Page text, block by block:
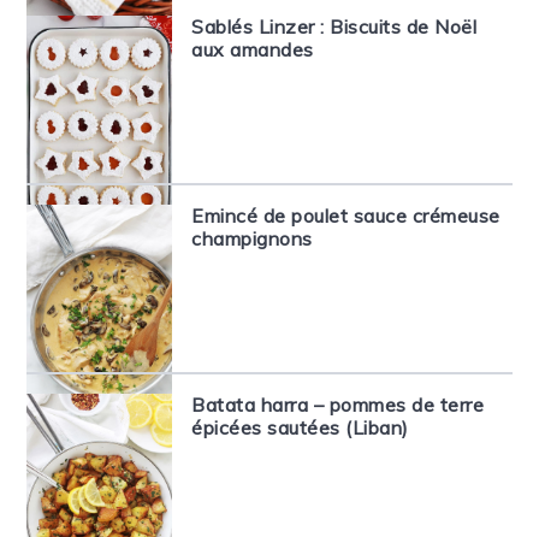
Sablés Linzer : Biscuits de Noël
aux amandes
Emincé de poulet sauce crémeuse
champignons
Batata harra – pommes de terre
épicées sautées (Liban)